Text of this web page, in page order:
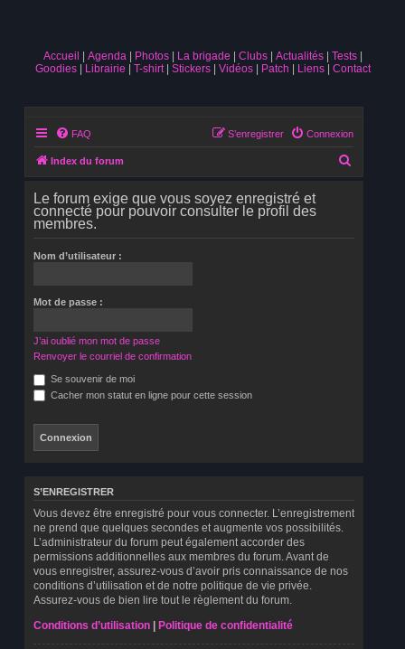
Accueil Agenda Photos La brigade Clubs Actualités
Tests
Goodies
Librairie T-shirt Stickers Vidéos Patch Liens Contact
FAQ Connexion
S’enregistrer
Index du forum
Le forum exige que vous soyez enregistré et
connecté pour pouvoir consulter le profil des
membres.
Nom d’utilisateur :
Mot de passe :
J’ai oublié mon mot de passe
Renvoyer le courriel de confirmation
Se souvenir de moi
Cacher mon statut en ligne pour cette session
S’ENREGISTRER
Vous devez être enregistré pour vous connecter. L’enregistrement
ne prend que quelques secondes et augmente vos possibilités.
L’administrateur du forum peut également accorder des
permissions additionnelles aux membres du forum. Avant de
vous enregistrer, assurez-vous d’avoir pris connaissance de nos
conditions d’utilisation et de notre politique de vie privée.
Assurez-vous de bien lire tout le règlement du forum.
Conditions d’utilisation | Politique de confidentialité